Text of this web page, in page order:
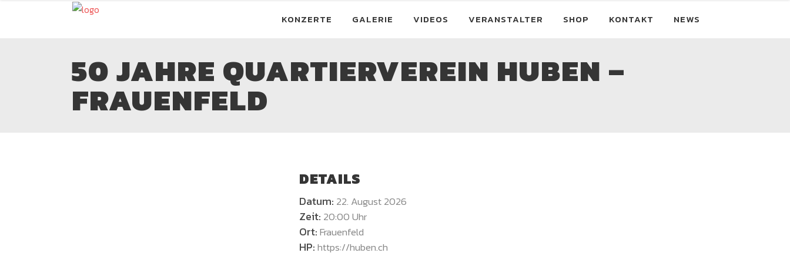
KONZERTE GALERIE VIDEOS VERANSTALTER SHOP KONTAKT NEWS
50 JAHRE QUARTIERVEREIN HUBEN –
FRAUENFELD
DETAILS
Datum: 22. August 2026
Zeit: 20:00 Uhr
Ort:Frauenfeld
HP:https://huben.ch